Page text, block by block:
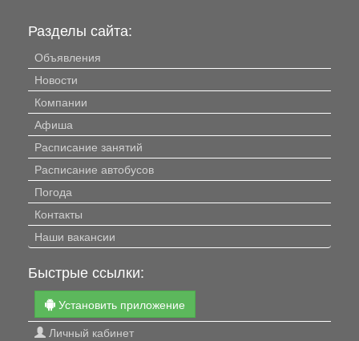
Разделы сайта:
Объявления
Новости
Компании
Афиша
Расписание занятий
Расписание автобусов
Погода
Контакты
Наши вакансии
Быстрые ссылки:
Установить приложение
Личный кабинет